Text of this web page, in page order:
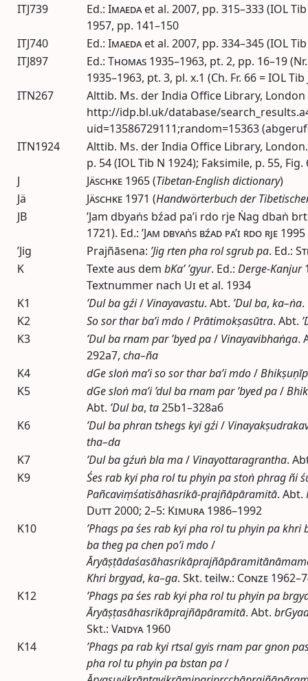
ITJ739
Ed.: Imaedaet al. 2007, pp. 315–333 (IOL
1957, pp. 141–150
ITJ740
Ed.: Imaedaet al. 2007, pp. 334–345 (IOLTib
ITJ897
Ed.: Thomas 1935–1963, pt. 2, pp. 16–19
1935–1963, pt. 3, pl. x.1 (Ch. Fr. 66 =IOLTib
ITN267
Alttib. Ms. der India Office Library, London
http://idp.bl.uk/database/
uid=13586729111;random=15363
ITN1924
Alttib. Ms. der India Office Library,
p. 54 (IOLTib N 1924); Faksimile, p. 55, Fig.
J
Jäschke 1965(Tibetan-English dictionary)
Jä
Jäschke 1971 (Handwörterbuch der
JB
’Jam dbyaṅs bźad pa’i rdo rje Ṅag dbaṅ
1721). Ed.: ’Jam dbyaṅs bźad pa’i rdo rje 1995
’Jig
Prajñāsena: ’Jig rten pha rol sgrub pa. Ed.:
K
Texte aus dem bKa’ ’gyur. Ed.: Derge-Kanjur
Textnummer nach Ui et al. 1934
K1
’Dul ba gźi/ Vinayavastu. Abt. ’Dul ba, ka–ṅa.
K2
So sor thar ba’i mdo/Prātimokṣasūtra. Abt.
K3
’Dul ba rnam par ’byed pa/ Vinayavibhaṅga.
292a7, cha–ña
K4
dGe sloṅ ma’i so sor thar ba’i mdo/
K5
dGe sloṅ ma’i ’dul ba rnam par ’byed pa/
Abt. ’Dul ba, ta25b1–328a6
K6
’Dul ba phran tshegs kyi gźi/
tha–da
K7
’Dul ba gźuṅ bla ma/ Vinayottaragrantha.
K9
Śes rab kyi pha rol tu phyin pa stoṅ phrag ñi
Pañcaviṃśatisāhasrikā-prajñāpāramitā. Abt.
Dutt2000; 2–5: Kimura 1986–1992
K10
’Phags pa śes rab kyi pha rol tu phyin pa khri
ba theg pa chen po’i mdo/
Khri brgyad, ka–ga. Skt. teilw.: Conze
K12
’Phags pa śes rab kyi pha rol tu phyin pa
Āryāṣṭasāhasrikāprajñāpāramitā. Abt.
Skt.: Vaidya 1960
K14
’Phags pa rab kyi rtsal gyis rnam par gnon
pha rol tu phyin pa bstan pa/